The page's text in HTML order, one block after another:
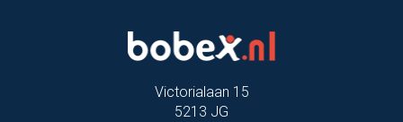
Victorialaan 15
5213 JG